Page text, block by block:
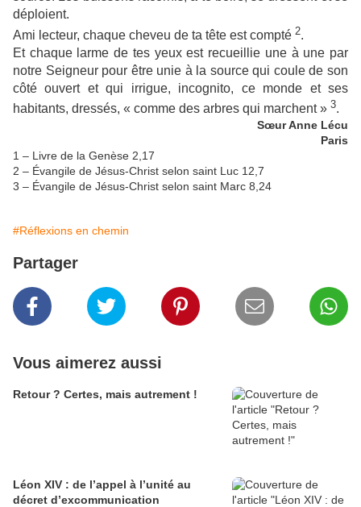
déploient.
Ami lecteur, chaque cheveu de ta tête est compté 2.
Et chaque larme de tes yeux est recueillie une à une par
notre Seigneur pour être unie à la source qui coule de son
côté ouvert et qui irrigue, incognito, ce monde et ses
habitants, dressés, « comme des arbres qui marchent » 3.
Sœur Anne Lécu
Paris
1 – Livre de la Genèse 2,17
2 – Évangile de Jésus-Christ selon saint Luc 12,7
3 – Évangile de Jésus-Christ selon saint Marc 8,24
#Réflexions en chemin
Partager
Vous aimerez aussi
Retour ? Certes, mais autrement !
Léon XIV : de l’appel à l’unité au
décret d’excommunication